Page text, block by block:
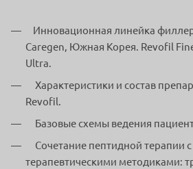
Инновационная линейка
Caregen, Южная Корея. Revofil
Ultra.
Характеристики и состав
Revofil.
Базовые схемы ведения
Сочетание пептидной терапии
терапевтическими методиками: